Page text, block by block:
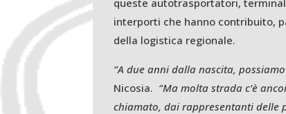
interporti che hanno contribuito,
della logistica regionale.
“A due anni dalla nascita,
Nicosia. “Ma molta strada c’è
chiamato, dai rappresentanti delle